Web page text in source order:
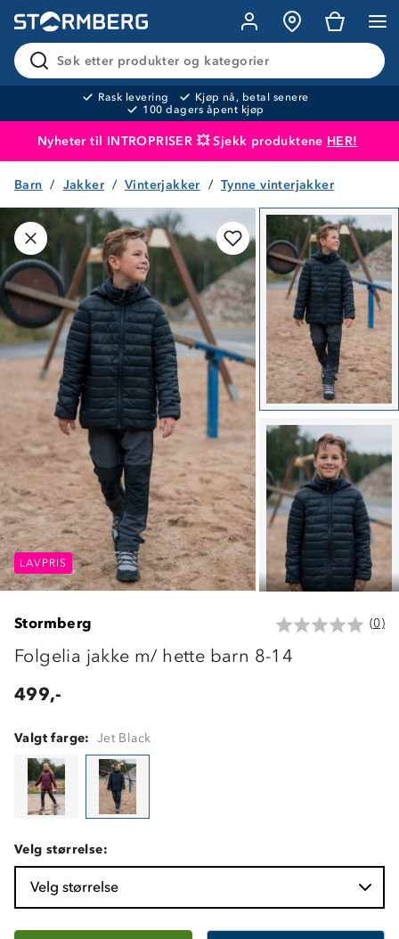
Søk etter produkter og kategorier
Rask levering
Kjøp nå, betal senere
100 dagers åpent kjøp
Nyheter til INTROPRISER 💥 Sjekk produktene HER!
Produktet er lagt i handlekurven Til kassen
Barn Jakker Vinterjakker Tynne vinterjakker
LAVPRIS LAVPRIS
LAVPRIS
Stormberg (0)
Folgelia jakke m/ hette barn 8-14
499,-
Valgt farge: Jet Black
Velg størrelse:
Velg størrelse